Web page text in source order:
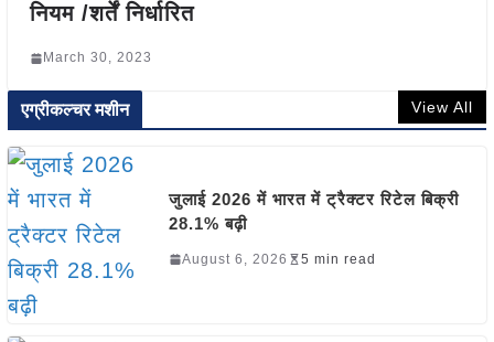
नियम /शर्तें निर्धारित
March 30, 2023
एग्रीकल्चर मशीन View All
जुलाई 2026 में भारत में ट्रैक्टर रिटेल बिक्री
28.1% बढ़ी
August 6, 2026 5 min read